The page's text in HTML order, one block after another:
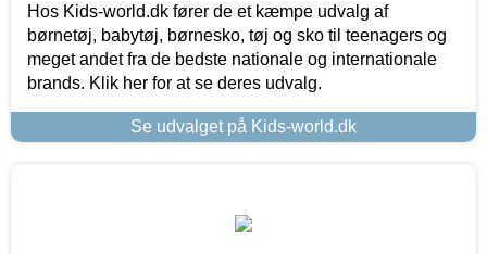
Hos Kids-world.dk fører de et kæmpe udvalg af
børnetøj, babytøj, børnesko, tøj og sko til teenagers og
meget andet fra de bedste nationale og internationale
brands. Klik her for at se deres udvalg.
Se udvalget på Kids-world.dk